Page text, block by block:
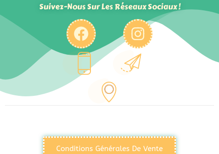
Suivez-Nous Sur Les Réseaux Sociaux !
Conditions Générales De Vente